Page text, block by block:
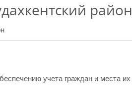
район
учета граждан и места их